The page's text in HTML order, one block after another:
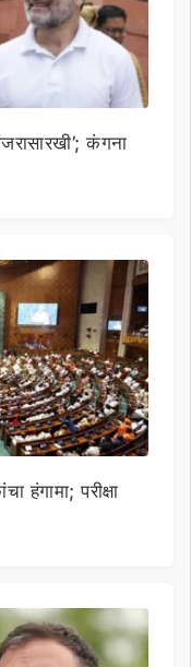
कंगना
हंगामा; परीक्षा